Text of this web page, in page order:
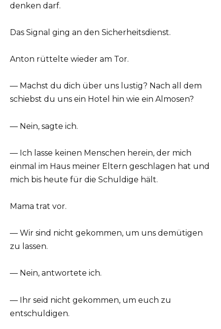
denken darf.
Das Signal ging an den Sicherheitsdienst.
Anton rüttelte wieder am Tor.
— Machst du dich über uns lustig? Nach all dem
schiebst du uns ein Hotel hin wie ein Almosen?
— Nein, sagte ich.
— Ich lasse keinen Menschen herein, der mich
einmal im Haus meiner Eltern geschlagen hat und
mich bis heute für die Schuldige hält.
Mama trat vor.
— Wir sind nicht gekommen, um uns demütigen
zu lassen.
— Nein, antwortete ich.
— Ihr seid nicht gekommen, um euch zu
entschuldigen.